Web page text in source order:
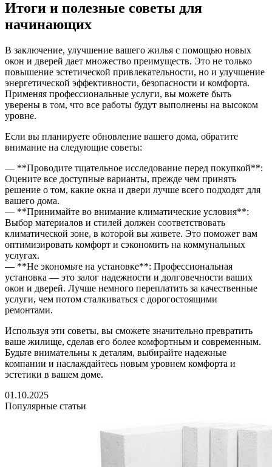
Итоги и полезные советы для
начинающих
В заключение, улучшение вашего жилья с помощью новых
окон и дверей дает множество преимуществ. Это не только
повышение эстетической привлекательности, но и улучшение
энергетической эффективности, безопасности и комфорта.
Применяя профессиональные услуги, вы можете быть
уверены в том, что все работы будут выполнены на высоком
уровне.
Если вы планируете обновление вашего дома, обратите
внимание на следующие советы:
— **Проводите тщательное исследование перед покупкой**:
Оцените все доступные варианты, прежде чем принять
решение о том, какие окна и двери лучше всего подходят для
вашего дома.
— **Принимайте во внимание климатические условия**:
Выбор материалов и стилей должен соответствовать
климатической зоне, в которой вы живете. Это поможет вам
оптимизировать комфорт и сэкономить на коммунальных
услугах.
— **Не экономьте на установке**: Профессиональная
установка — это залог надежности и долговечности ваших
окон и дверей. Лучше немного переплатить за качественные
услуги, чем потом сталкиваться с дорогостоящими
ремонтами.
Используя эти советы, вы сможете значительно превратить
ваше жилище, сделав его более комфортным и современным.
Будьте внимательны к деталям, выбирайте надежные
компании и наслаждайтесь новым уровнем комфорта и
эстетики в вашем доме.
01.10.2025
Популярные статьи